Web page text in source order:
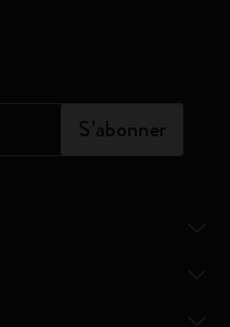
S’abonner